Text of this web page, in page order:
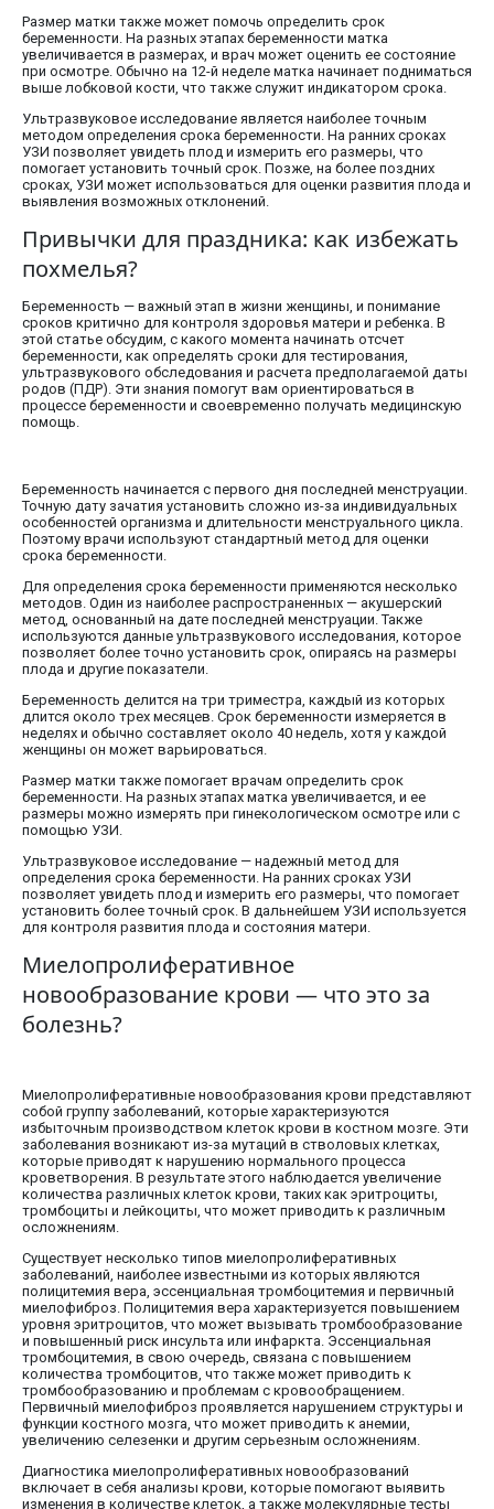
Размер матки также может помочь определить срок
беременности. На разных этапах беременности матка
увеличивается в размерах, и врач может оценить ее состояние
при осмотре. Обычно на 12-й неделе матка начинает подниматься
выше лобковой кости, что также служит индикатором срока.
Ультразвуковое исследование является наиболее точным
методом определения срока беременности. На ранних сроках
УЗИ позволяет увидеть плод и измерить его размеры, что
помогает установить точный срок. Позже, на более поздних
сроках, УЗИ может использоваться для оценки развития плода и
выявления возможных отклонений.
Привычки для праздника: как избежать
похмелья?
Беременность — важный этап в жизни женщины, и понимание
сроков критично для контроля здоровья матери и ребенка. В
этой статье обсудим, с какого момента начинать отсчет
беременности, как определять сроки для тестирования,
ультразвукового обследования и расчета предполагаемой даты
родов (ПДР). Эти знания помогут вам ориентироваться в
процессе беременности и своевременно получать медицинскую
помощь.
Беременность начинается с первого дня последней менструации.
Точную дату зачатия установить сложно из-за индивидуальных
особенностей организма и длительности менструального цикла.
Поэтому врачи используют стандартный метод для оценки
срока беременности.
Для определения срока беременности применяются несколько
методов. Один из наиболее распространенных — акушерский
метод, основанный на дате последней менструации. Также
используются данные ультразвукового исследования, которое
позволяет более точно установить срок, опираясь на размеры
плода и другие показатели.
Беременность делится на три триместра, каждый из которых
длится около трех месяцев. Срок беременности измеряется в
неделях и обычно составляет около 40 недель, хотя у каждой
женщины он может варьироваться.
Размер матки также помогает врачам определить срок
беременности. На разных этапах матка увеличивается, и ее
размеры можно измерять при гинекологическом осмотре или с
помощью УЗИ.
Ультразвуковое исследование — надежный метод для
определения срока беременности. На ранних сроках УЗИ
позволяет увидеть плод и измерить его размеры, что помогает
установить более точный срок. В дальнейшем УЗИ используется
для контроля развития плода и состояния матери.
Миелопролиферативное
новообразование крови — что это за
болезнь?
Миелопролиферативные новообразования крови представляют
собой группу заболеваний, которые характеризуются
избыточным производством клеток крови в костном мозге. Эти
заболевания возникают из-за мутаций в стволовых клетках,
которые приводят к нарушению нормального процесса
кроветворения. В результате этого наблюдается увеличение
количества различных клеток крови, таких как эритроциты,
тромбоциты и лейкоциты, что может приводить к различным
осложнениям.
Существует несколько типов миелопролиферативных
заболеваний, наиболее известными из которых являются
полицитемия вера, эссенциальная тромбоцитемия и первичный
миелофиброз. Полицитемия вера характеризуется повышением
уровня эритроцитов, что может вызывать тромбообразование
и повышенный риск инсульта или инфаркта. Эссенциальная
тромбоцитемия, в свою очередь, связана с повышением
количества тромбоцитов, что также может приводить к
тромбообразованию и проблемам с кровообращением.
Первичный миелофиброз проявляется нарушением структуры и
функции костного мозга, что может приводить к анемии,
увеличению селезенки и другим серьезным осложнениям.
Диагностика миелопролиферативных новообразований
включает в себя анализы крови, которые помогают выявить
изменения в количестве клеток, а также молекулярные тесты